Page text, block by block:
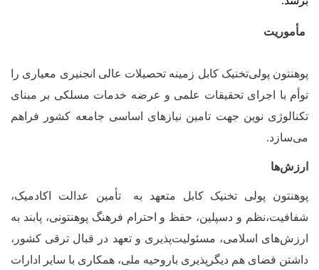
مأموریت
پوهنتون پولی‌تخنیک کابل زمینه تحصیلات عالی انجنیری معیاری را
توأم با اجرای تحقیقات علمی و عرضه خدمات مسلکی بر مبنای
تکنالوژی نوین جهت تامین نیازهای اساسی جامعه کشور فراهم
می‌سازد.
ارزش‌ها
پوهنتون پولی تخنیک کابل متعهد به
تأمین عدالت اکادمیک،
شفافیت،نظم و دسپلین، حفظ و احترام فرهنگ پوهنتونی، پابند به
ارزشهای اسلامی، مسئولیت‌پذیری و تعهد در قبال ترقی کشور ،
داشتن فضای هم دیگرپذیری باروحیه ملی، همکاری با سایر ادارات